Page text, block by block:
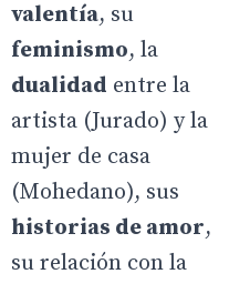
valentía, su
feminismo, la
dualidad entre la
artista (Jurado) y la
mujer de casa
(Mohedano), sus
historias de amor,
su relación con la